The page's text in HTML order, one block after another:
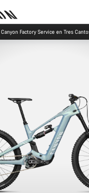
Canyon Factory Service en Tres